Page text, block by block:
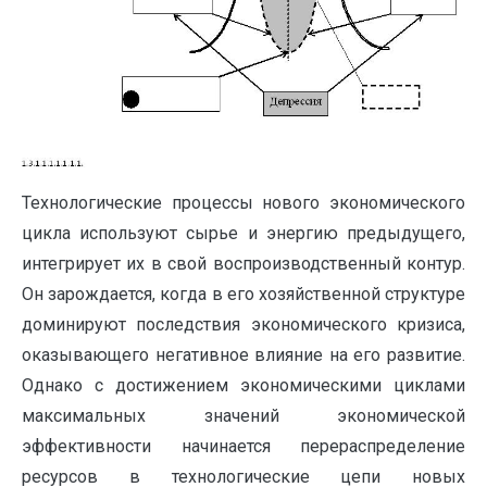
Технологические процессы нового экономического
цикла используют сырье и энергию предыдущего,
интегрирует их в свой воспроизводственный контур.
Он зарождается, когда в его хозяйственной структуре
доминируют последствия экономического кризиса,
оказывающего негативное влияние на его развитие.
Однако с достижением экономическими циклами
максимальных значений экономической
эффективности начинается перераспределение
ресурсов в технологические цепи новых